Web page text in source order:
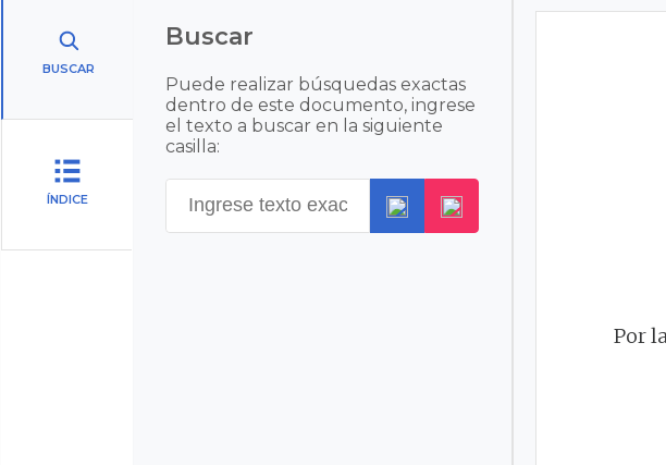
BUSCAR
ÍNDICE
Buscar
Puede realizar búsquedas exactas
dentro de este documento, ingrese
el texto a buscar en la siguiente
casilla:
Por